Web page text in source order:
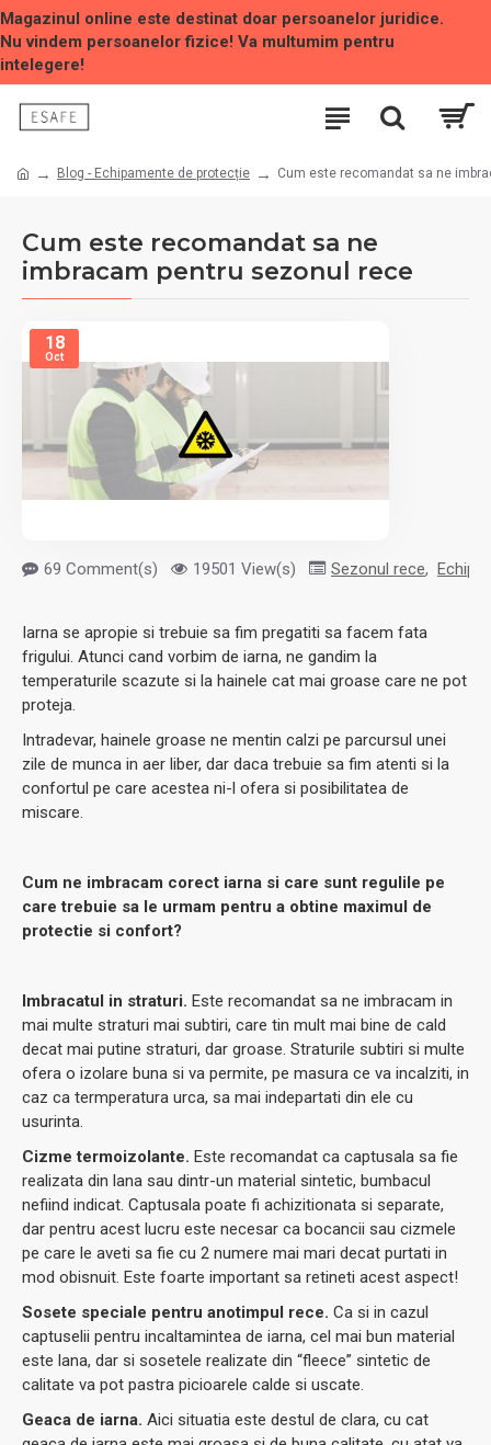
Magazinul online este destinat doar persoanelor juridice.
Nu vindem persoanelor fizice! Va multumim pentru
intelegere!
Blog - Echipamente de protecție Cum este recomandat sa ne
Cum este recomandat sa ne
imbracam pentru sezonul rece
18
Oct
69 Comment(s) 19501 View(s) Sezonul rece,
Iarna se apropie si trebuie sa fim pregatiti sa facem fata
frigului. Atunci cand vorbim de iarna, ne gandim la
temperaturile scazute si la hainele cat mai groase care ne pot
proteja.
Intradevar, hainele groase ne mentin calzi pe parcursul unei
zile de munca in aer liber, dar daca trebuie sa fim atenti si la
confortul pe care acestea ni-l ofera si posibilitatea de
miscare.
Cum ne imbracam corect iarna si care sunt regulile pe
care trebuie sa le urmam pentru a obtine maximul de
protectie si confort?
Imbracatul in straturi. Este recomandat sa ne imbracam in
mai multe straturi mai subtiri, care tin mult mai bine de cald
decat mai putine straturi, dar groase. Straturile subtiri si multe
ofera o izolare buna si va permite, pe masura ce va incalziti, in
caz ca termperatura urca, sa mai indepartati din ele cu
usurinta.
Cizme termoizolante. Este recomandat ca captusala sa fie
realizata din lana sau dintr-un material sintetic, bumbacul
nefiind indicat. Captusala poate fi achizitionata si separate,
dar pentru acest lucru este necesar ca bocancii sau cizmele
pe care le aveti sa fie cu 2 numere mai mari decat purtati in
mod obisnuit. Este foarte important sa retineti acest aspect!
Sosete speciale pentru anotimpul rece. Ca si in cazul
captuselii pentru incaltamintea de iarna, cel mai bun material
este lana, dar si sosetele realizate din “fleece” sintetic de
calitate va pot pastra picioarele calde si uscate.
Geaca de iarna. Aici situatia este destul de clara, cu cat